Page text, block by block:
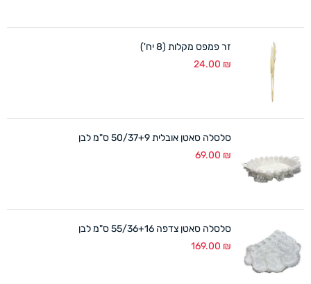
זר פמפס מקלות (8 יח')
24.00 ₪
סלסלה סאטן אובלית 50/37+9 ס"מ לבן
69.00 ₪
סלסלה סאטן צדפה 55/36+16 ס"מ לבן
169.00 ₪